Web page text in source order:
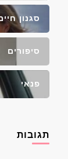
סגנון
סיפורים
פנאי
תגובות